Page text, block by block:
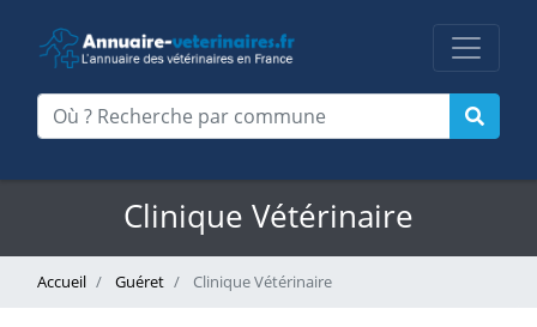
Clinique Vétérinaire
Accueil Guéret Clinique Vétérinaire